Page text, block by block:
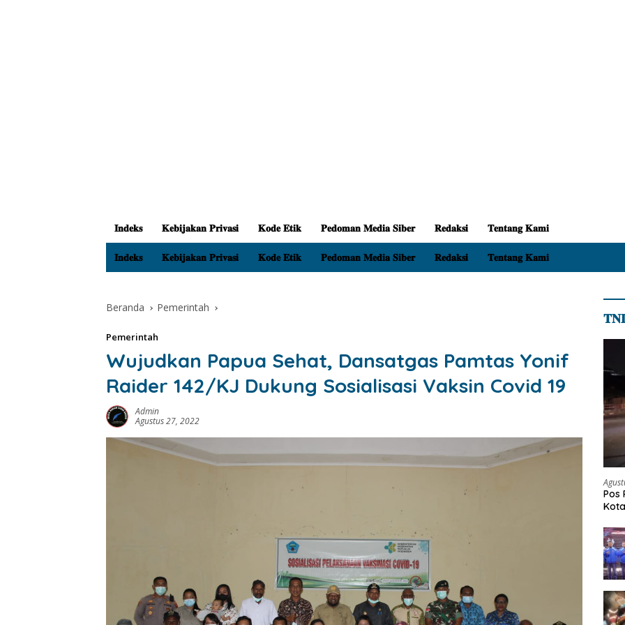
𝐈𝐧𝐝𝐞𝐤𝐬 𝐊𝐞𝐛𝐢𝐣𝐚𝐤𝐚𝐧 𝐏𝐫𝐢𝐯𝐚𝐬𝐢 𝐊𝐨𝐝𝐞 𝐄𝐭𝐢𝐤 𝐏𝐞𝐝𝐨𝐦𝐚𝐧 𝐌𝐞𝐝𝐢𝐚 𝐒𝐢𝐛𝐞𝐫 𝐑𝐞𝐝𝐚𝐤𝐬𝐢 𝐓𝐞𝐧𝐭𝐚𝐧𝐠 𝐊𝐚𝐦𝐢
𝐈𝐧𝐝𝐞𝐤𝐬 𝐊𝐞𝐛𝐢𝐣𝐚𝐤𝐚𝐧 𝐏𝐫𝐢𝐯𝐚𝐬𝐢 𝐊𝐨𝐝𝐞 𝐄𝐭𝐢𝐤 𝐏𝐞𝐝𝐨𝐦𝐚𝐧 𝐌𝐞𝐝𝐢𝐚 𝐒𝐢𝐛𝐞𝐫 𝐑𝐞𝐝𝐚𝐤𝐬𝐢 𝐓𝐞𝐧𝐭𝐚𝐧𝐠 𝐊𝐚𝐦𝐢
Beranda Pemerintah
Pemerintah
Wujudkan Papua Sehat, Dansatgas Pamtas Yonif
Raider 142/KJ Dukung Sosialisasi Vaksin Covid 19
Admin
Agustus 27, 2022
Pos